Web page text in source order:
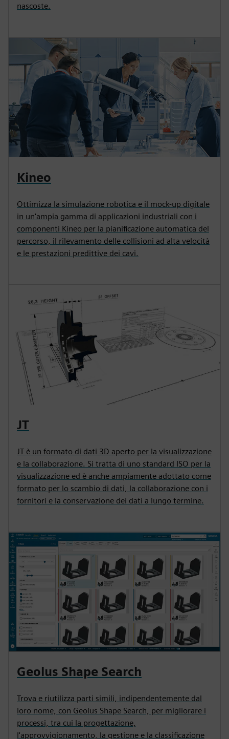
nascoste.
Kineo
Ottimizza la simulazione robotica e il mock-up digitale
in un'ampia gamma di applicazioni industriali con i
componenti Kineo per la pianificazione automatica del
percorso, il rilevamento delle collisioni ad alta velocità
e le prestazioni predittive dei cavi.
JT
JT è un formato di dati 3D aperto per la visualizzazione
e la collaborazione. Si tratta di uno standard ISO per la
visualizzazione ed è anche ampiamente adottato come
formato per lo scambio di dati, la collaborazione con i
fornitori e la conservazione dei dati a lungo termine.
Geolus Shape Search
Trova e riutilizza parti simili, indipendentemente dal
loro nome, con Geolus Shape Search, per migliorare i
processi, tra cui la progettazione,
l'approvvigionamento, la gestione e la classificazione